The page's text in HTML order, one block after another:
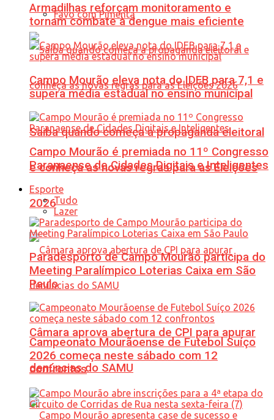
Favo com Pimenta
Saiba quando começa a propaganda eleitoral
e conheça as novas regras para as Eleições
2026
Câmara aprova abertura de CPI para apurar
denúncias do SAMU
Armadilhas reforçam monitoramento e
tornam combate à dengue mais eficiente
Campo Mourão eleva nota do IDEB para 7,1 e
supera média estadual no ensino municipal
Campo Mourão é premiada no 11º Congresso
Paranaense de Cidades Digitais e Inteligentes
Esporte
Tudo
Lazer
Paradesporto de Campo Mourão participa do
Meeting Paralímpico Loterias Caixa em São
Paulo
Campeonato Mourãoense de Futebol Suíço
2026 começa neste sábado com 12
confrontos